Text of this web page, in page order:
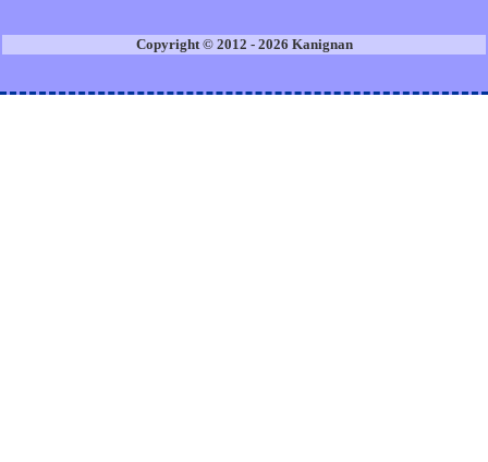
Copyright © 2012 - 2026 Kanignan